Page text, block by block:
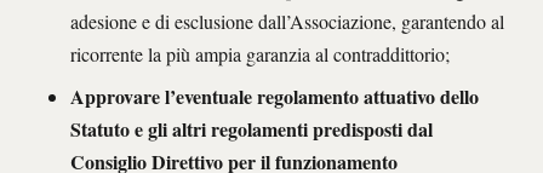
adesione e di esclusione dall’Associazione, garantendo al
ricorrente la più ampia garanzia al contraddittorio;
Approvare l’eventuale regolamento attuativo dello
Statuto e gli altri regolamenti predisposti dal
Consiglio Direttivo per il funzionamento